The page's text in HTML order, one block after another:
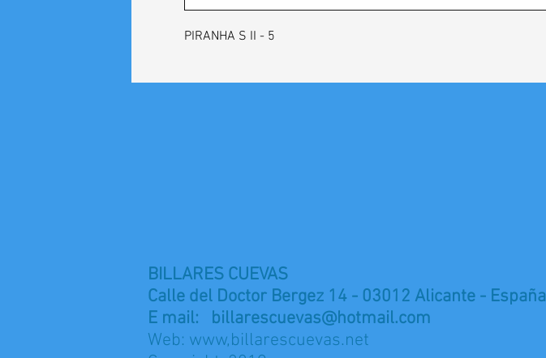
PIRANHA S II - 5
BILLARES CUEVAS
Calle del Doctor Bergez 14 - 03012 Alicante -
E mail: billarescuevas@hotmail.com
Web: www,billarescuevas.net